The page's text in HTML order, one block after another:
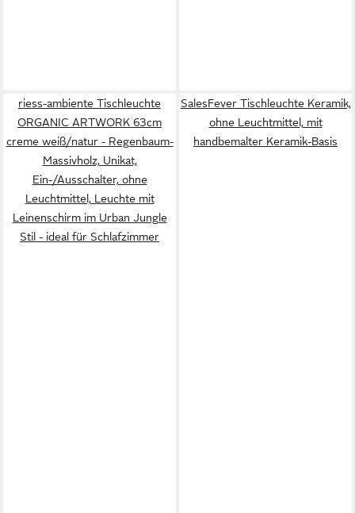
riess-ambiente Tischleuchte
ORGANIC ARTWORK 63cm
creme weiß/natur - Regenbaum-
Massivholz, Unikat,
Ein-/Ausschalter, ohne
Leuchtmittel, Leuchte mit
Leinenschirm im Urban Jungle
Stil - ideal für Schlafzimmer
SalesFever Tischleuchte Keramik,
ohne Leuchtmittel, mit
handbemalter Keramik-Basis